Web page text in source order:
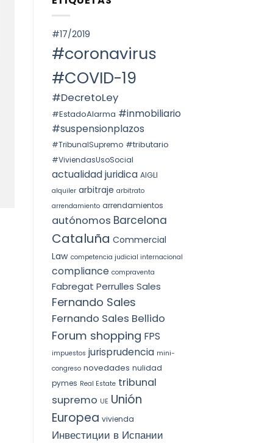
ОКРУГА
Voto
la
STS
la
prórroga
indefinida
#17/2019
#coronavirus
#COVID-19
#DecretoLey
#EstadoAlarma #inmobiliario
#suspensionplazos
#TribunalSupremo #tributario
#ViviendasUsoSocial
actualidad juridica AIGLI
alquiler arbitraje arbitrato
arrendamiento arrendamientos
autónomos Barcelona
Cataluña Commercial
Law competencia judicial internacional
compliance compraventa
Fabregat Perrulles Sales
Fernando Sales
Fernando Sales Bellido
Forum shopping FPS
impuestos jurisprudencia mini-
congreso novedades nulidad
pymes Real Estate tribunal
supremo UE Unión
Europea vivienda
Инвестиции в Испании